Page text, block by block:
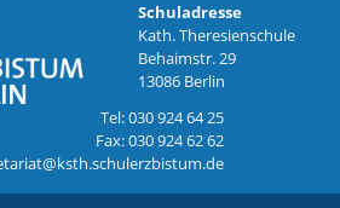
Schuladresse
Kath. Theresienschule
Behaimstr. 29
13086 Berlin
Tel: 030 924 64 25
Fax: 030 924 62 62